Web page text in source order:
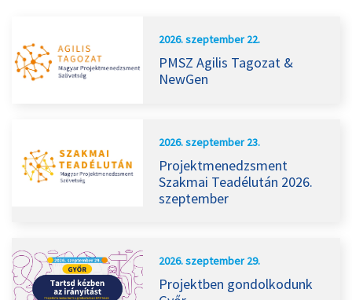
2026. szeptember 22.
PMSZ Agilis Tagozat &
NewGen
2026. szeptember 23.
Projektmenedzsment
Szakmai Teadélután 2026.
szeptember
2026. szeptember 29.
Projektben gondolkodunk